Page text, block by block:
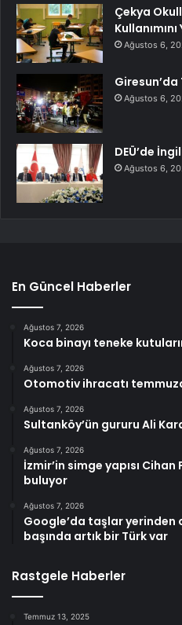
Çekya
Ağustos 6,
Giresun’da
Ağustos 6,
DEÜ’de
Ağustos 6,
En Güncel Haberler
Ağustos 7, 2026
Koca binayı teneke
Ağustos 7, 2026
Otomotiv ihracatı
Ağustos 7, 2026
Sultanköy’ün gururu Ali
Ağustos 7, 2026
İzmir’in simge yapısı
buluyor
Ağustos 7, 2026
Google’da taşlar yerinden
başında artık bir Türk var
Rastgele Haberler
Temmuz 13, 2025